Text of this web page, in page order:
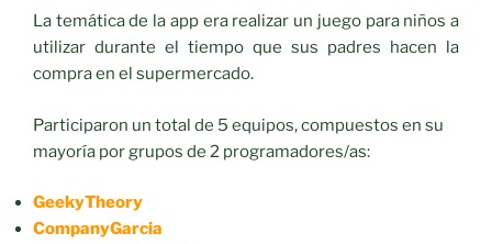
La temática de la app era realizar un juego para niños a
utilizar durante el tiempo que sus padres hacen la
compra en el supermercado.
Participaron un total de 5 equipos, compuestos en su
mayoría por grupos de 2 programadores/as:
GeekyTheory
CompanyGarcia